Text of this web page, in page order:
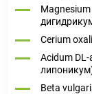
Cerium
Acidum
Beta